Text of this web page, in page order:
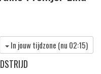
In jouw tijdzone (nu 02:15)